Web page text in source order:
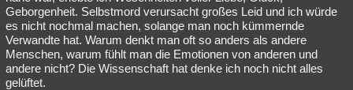
Geborgenheit. Selbstmord verursacht großes Leid und ich würde
es nicht nochmal machen, solange man noch kümmernde
Verwandte hat. Warum denkt man oft so anders als andere
Menschen, warum fühlt man die Emotionen von anderen und
andere nicht? Die Wissenschaft hat denke ich noch nicht alles
gelüftet.